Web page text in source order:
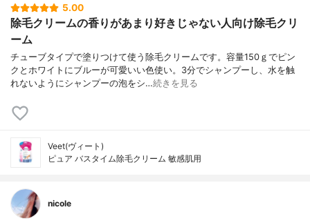
5.00
除毛クリームの香りがあまり好きじゃない人向け除毛クリ
ーム
チューブタイプで塗りつけて使う除毛クリームです。容量150ｇでピン
クとホワイトにブルーが可愛いい色使い。3分でシャンプーし、水を触
れないようにシャンプーの泡をシ…続きを見る
Veet(ヴィート)
ピュア バスタイム除毛クリーム 敏感肌用
nicole